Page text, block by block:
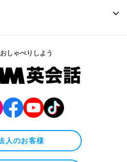
しゃべりしよう
人のお客様